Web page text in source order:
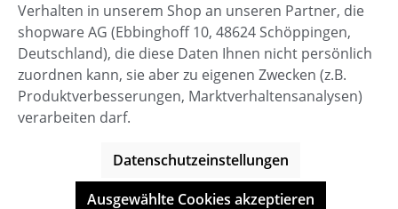
Service-Hotline
Informationen
Verhalten in unserem Shop an unseren Partner, die
shopware AG (Ebbinghoff 10, 48624 Schöppingen,
Deutschland), die diese Daten Ihnen nicht persönlich
zuordnen kann, sie aber zu eigenen Zwecken (z.B.
Produktverbesserungen, Marktverhaltensanalysen)
verarbeiten darf.
Datenschutzeinstellungen
Ausgewählte Cookies akzeptieren